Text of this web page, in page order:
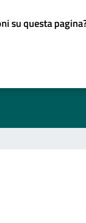
su questa